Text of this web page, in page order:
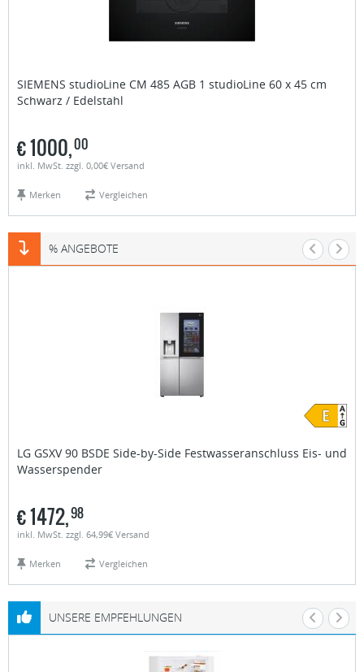
SIEMENS studioLine CM 485 AGB 1 studioLine 60 x 45 cm
Schwarz / Edelstahl
€1000,00
inkl. MwSt. zzgl. 0,00€ Versand
Merken Vergleichen
% ANGEBOTE
LG GSXV 90 BSDE Side-by-Side Festwasseranschluss Eis- und
Wasserspender
€1472,98
inkl. MwSt. zzgl. 64,99€ Versand
Merken Vergleichen
UNSERE EMPFEHLUNGEN